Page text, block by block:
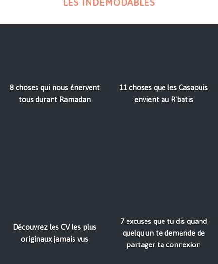
LES INDÉMODABLES
8 choses qui nous énervent
tous durant Ramadan
11 choses que les Casaouis
envient au R'batis
Découvrez les CV les plus
originaux jamais vus
7 excuses que tu dis quand
quelqu'un te demande de
partager ta connexion